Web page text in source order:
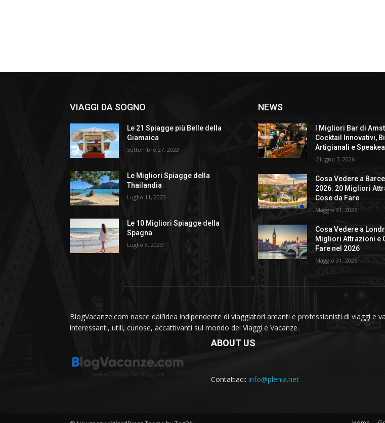
VIAGGI DA SOGNO
Le 21 Spiagge più Belle della
Giamaica
Settembre 27, 2023
Le Migliori Spiagge della
Thailandia
Luglio 11, 2023
Le 10 Migliori Spiagge della
Spagna
Luglio 3, 2023
NEWS
I Migliori Bar di
Cocktail Innovativi,
Artigianali e
Giugno 7, 2026
Cosa Vedere a
2026: 20 Migliori
Cose da Fare
Maggio 31, 2026
Cosa Vedere a
Migliori Attrazioni e
Fare nel 2026
Maggio 31, 2026
BlogVacanze.com nasce dall’idea indipendente di viaggiatori amanti e professionisti di viaggi e
interessanti, utili, curiose, accattivanti sul mondo dei Viaggi e Vacanze.
ABOUT US
Contattaci: info@plenia.net